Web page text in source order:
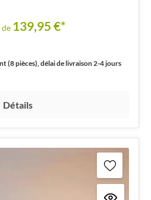
139,95 €*
(8 pièces), délai de livraison 2-4 jours
Détails